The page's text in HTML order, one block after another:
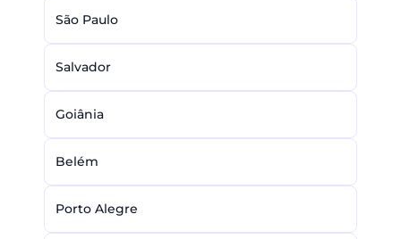
São Paulo
Salvador
Goiânia
Belém
Porto Alegre